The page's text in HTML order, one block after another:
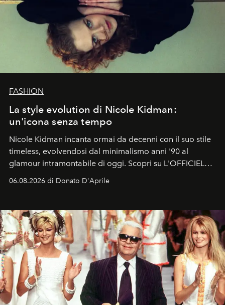
FASHION
La style evolution di Nicole Kidman:
un'icona senza tempo
Nicole Kidman incanta ormai da decenni con il suo stile
timeless, evolvendosi dal minimalismo anni '90 al
glamour intramontabile di oggi. Scopri su L'OFFICIEL
Italia la sua style evolution.
06.08.2026 di Donato D'Aprile